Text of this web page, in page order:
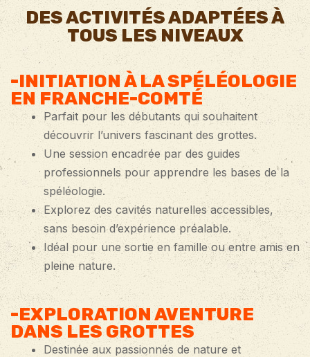
DES ACTIVITÉS ADAPTÉES À
TOUS LES NIVEAUX
-INITIATION À LA SPÉLÉOLOGIE
EN FRANCHE-COMTÉ
Parfait pour les débutants qui souhaitent
découvrir l’univers fascinant des grottes.
Une session encadrée par des guides
professionnels pour apprendre les bases de la
spéléologie.
Explorez des cavités naturelles accessibles,
sans besoin d’expérience préalable.
Idéal pour une sortie en famille ou entre amis en
pleine nature.
-EXPLORATION AVENTURE
DANS LES GROTTES
Destinée aux passionnés de nature et